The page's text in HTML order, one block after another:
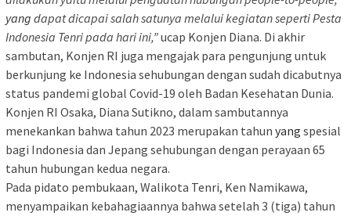
yang dapat dicapai salah satunya melalui kegiatan seperti Pesta
Indonesia Tenri pada hari ini,”ucap Konjen Diana. Di akhir
sambutan, Konjen RI juga mengajak para pengunjung untuk
berkunjung ke Indonesia sehubungan dengan sudah dicabutnya
status pandemi global Covid-19 oleh Badan Kesehatan Dunia.
Konjen RI Osaka, Diana Sutikno, dalam sambutannya
menekankan bahwa tahun 2023 merupakan tahun yang spesial
bagi Indonesia dan Jepang sehubungan dengan perayaan 65
tahun hubungan kedua negara.​
Pada pidato pembukaan, Walikota Tenri, Ken Namikawa,
menyampaikan kebahagiaannya bahwa setelah 3 (tiga) tahun